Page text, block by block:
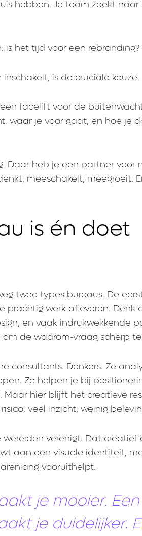
hebben. Je team zoekt
is het tijd voor een rebranding?
is de cruciale keuze.
facelift voor de
waar je voor gaat, en hoe je
Daar heb je een partner voor
meeschakelt, meegroeit.
is én doet
twee types bureaus. De
prachtig werk afleveren. Denk
en vaak indrukwekkende
de waarom-vraag scherp
consultants. Denkers. Ze
Ze helpen je bij
hier blijft het creatieve
veel inzicht, weinig
verenigt. Dat creatief
aan een visuele identiteit,
vooruithelpt.
je mooier. Een
je duidelijker.